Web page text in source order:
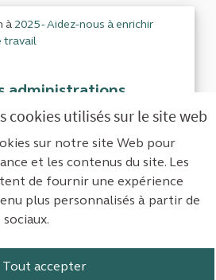
cookies utilisés sur le site web
sur notre site Web pour
et les contenus du site. Les
de fournir une expérience
plus personnalisés à partir de
Tout accepter
à2025 - Aidez-nous à enrichir
travail
administrations
de la contributionEst ce que
des cookies